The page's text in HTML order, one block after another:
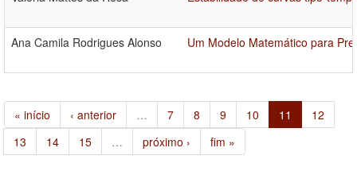
Ana Camila Rodrigues Alonso Um Modelo Matemático para
« início ‹ anterior … 7 8 9 10 11
12
13
14 15 … próximo › fim »